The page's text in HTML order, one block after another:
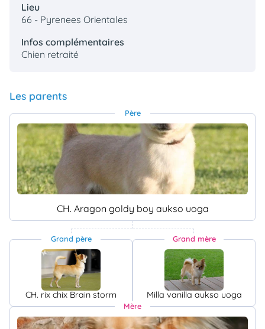
Lieu
66 - Pyrenees Orientales
Infos complémentaires
Chien retraité
Les parents
Père
CH. Aragon goldy boy aukso uoga
Grand père
CH. rix chix Brain storm
Grand mère
Milla vanilla aukso uoga
Mère